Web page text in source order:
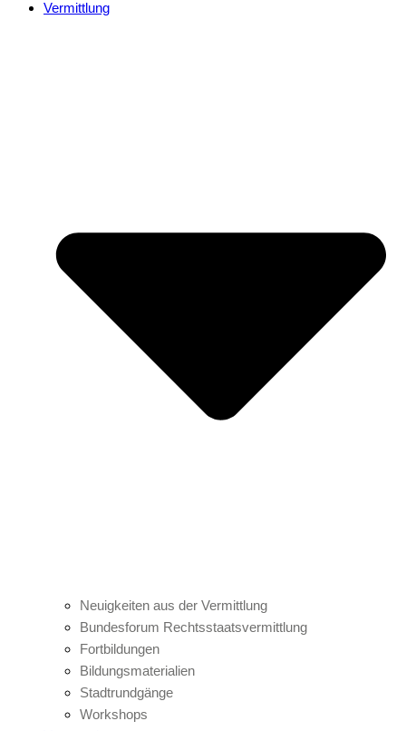
Vermittlung
Neuigkeiten aus der Vermittlung
Bundesforum Rechtsstaatsvermittlung
Fortbildungen
Bildungsmaterialien
Stadtrundgänge
Workshops